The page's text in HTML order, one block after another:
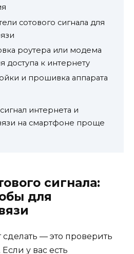
сотового сигнала для
роутера или модема
доступа к интернету
и прошивка аппарата
интернета и
на смартфоне проще
сигнала:
для
сделать — это проверить
у вас есть